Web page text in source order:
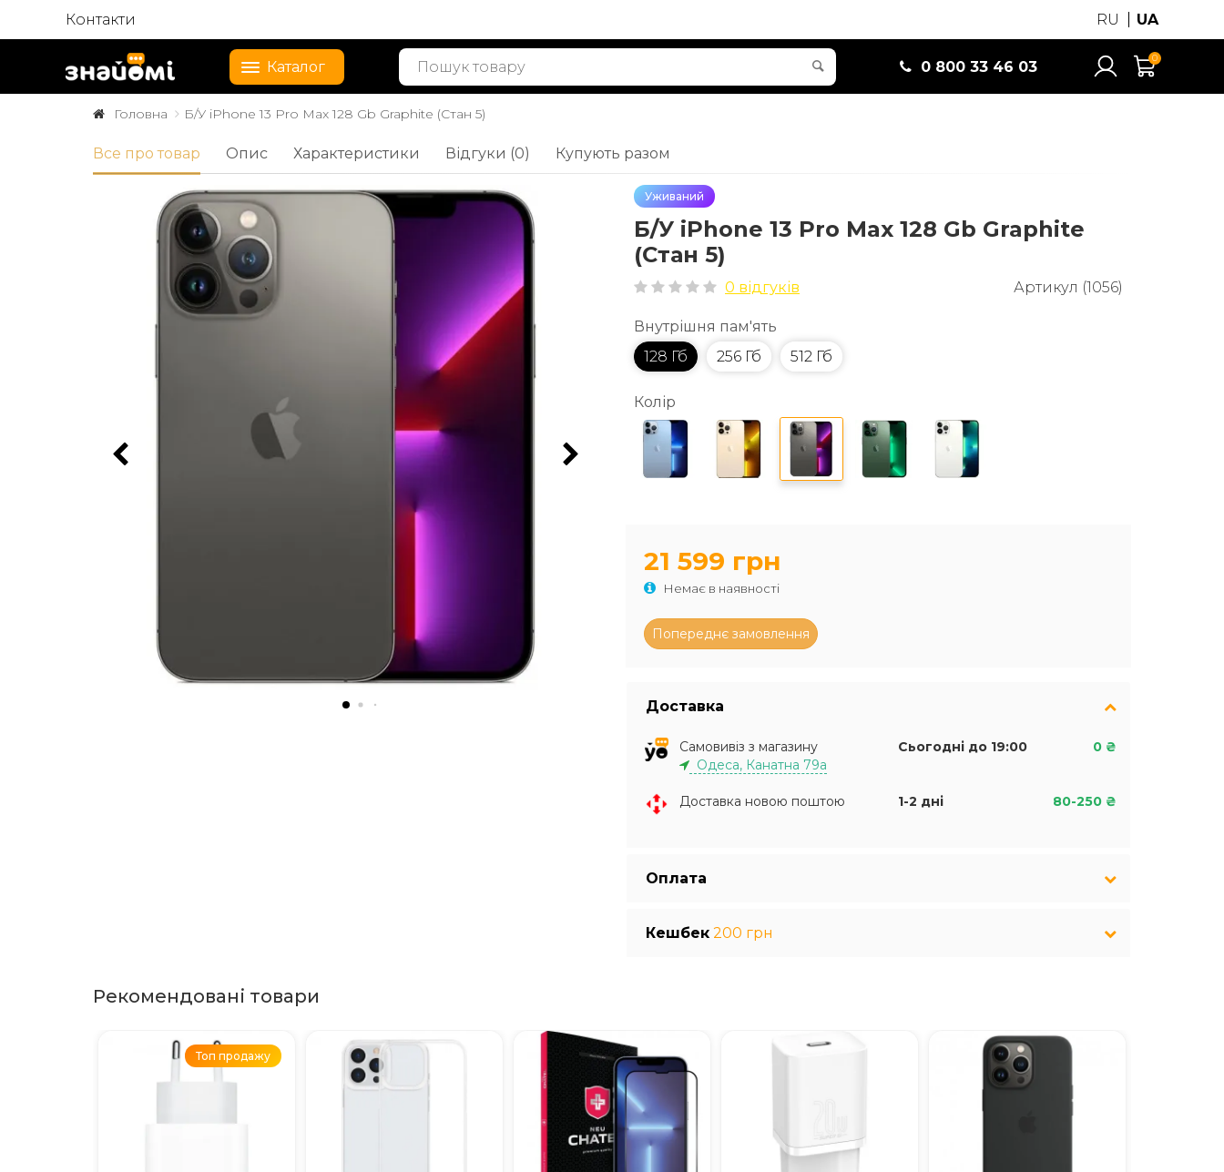
Контакти RU UA
Каталог 0 800 33 46 03
0
Головна Б/У iPhone 13 Pro Max 128 Gb Graphite (Стан 5)
Все про товар Опис Характеристики Відгуки (0) Купують разом
Уживаний
Б/У iPhone 13 Pro Max 128 Gb Graphite
(Стан 5)
0 відгуків Артикул (1056)
Внутрішня пам'ять
128 Гб
256 Гб 512 Гб
Колір
21 599 грн
Немає в наявності
Доставка
Самовивіз з магазину
Одеса, Канатна 79а
Сьогодні до 19:00 0 ₴
Доставка новою поштою 1-2 дні 80-250 ₴
Оплата
Кешбек 200 грн
Рекомендовані товари
Топ продажу